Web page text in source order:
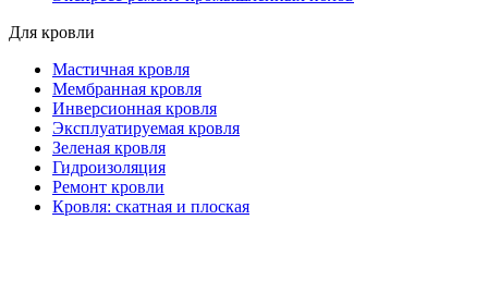
Для кровли
Мастичная кровля
Мембранная кровля
Инверсионная кровля
Эксплуатируемая кровля
Зеленая кровля
Гидроизоляция
Ремонт кровли
Кровля: скатная и плоская